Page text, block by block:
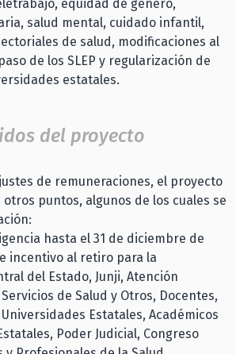
equidad de género,
salud mental, cuidado infantil,
de salud, modificaciones al
de los SLEP y regularización de
estatales.
del proyecto
de remuneraciones, el proyecto
puntos, algunos de los cuales se
hasta el 31 de diciembre de
incentivo al retiro para la
del Estado, Junji, Atención
de Salud y Otros, Docentes,
Estatales, Académicos
Poder Judicial, Congreso